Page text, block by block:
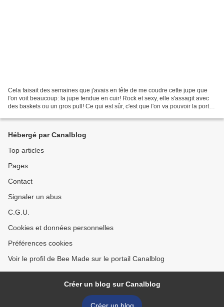
Cela faisait des semaines que j'avais en tête de me coudre cette jupe que
l'on voit beaucoup: la jupe fendue en cuir! Rock et sexy, elle s'assagit avec
des baskets ou un gros pull! Ce qui est sûr, c'est que l'on va pouvoir la porter
Hébergé par Canalblog
Top articles
Pages
Contact
Signaler un abus
C.G.U.
Cookies et données personnelles
Préférences cookies
Voir le profil de Bee Made sur le portail Canalblog
Créer un blog sur Canalblog